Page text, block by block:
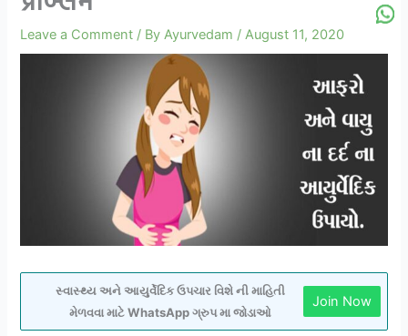
Leave a Comment / ByAyurvedam /August 11, 2020
સ્વાસ્થ્ય અને આયુર્વેદિક ઉપચાર વિશે ની માહિતી
મેળવવા માટે WhatsApp ગ્રુપ મા જોડાઓ
Join Now